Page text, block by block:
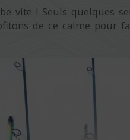
vite ! Seuls quelques
de ce calme pour